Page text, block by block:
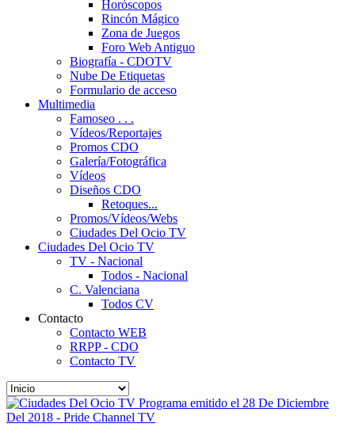
Horóscopos
Rincón Mágico
Zona de Juegos
Foro Web Antiguo
Biografía - CDOTV
Nube De Etiquetas
Formulario de acceso
Multimedia
Famoseo . . .
Vídeos/Reportajes
Promos CDO
Galería/Fotográfica
Vídeos
Diseños CDO
Retoques...
Promos/Vídeos/Webs
Ciudades Del Ocio TV
Ciudades Del Ocio TV
TV - Nacional
Todos - Nacional
C. Valenciana
Todos CV
Contacto
Contacto WEB
RRPP - CDO
Contacto TV